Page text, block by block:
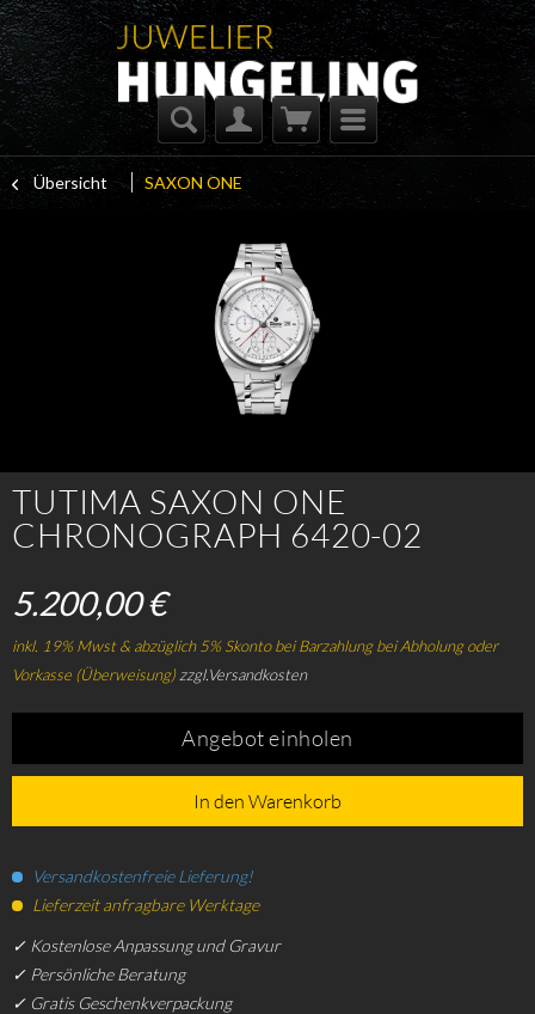
Übersicht SAXON ONE
TUTIMA SAXON ONE
CHRONOGRAPH 6420-02
5.200,00 €
inkl. 19% Mwst & abzüglich 5% Skonto bei Barzahlung bei Abholung oder
Vorkasse (Überweisung)zzgl.Versandkosten
Angebot einholen
In den Warenkorb
Versandkostenfreie Lieferung!
Lieferzeit anfragbare Werktage
✓ Kostenlose Anpassung und Gravur
✓ Persönliche Beratung
✓ Gratis Geschenkverpackung